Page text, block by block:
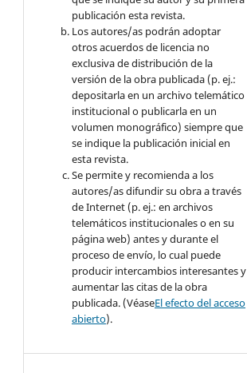
publicación esta revista.
Los autores/as podrán adoptar
otros acuerdos de licencia no
exclusiva de distribución de la
versión de la obra publicada (p. ej.:
depositarla en un archivo telemático
institucional o publicarla en un
volumen monográfico) siempre que
se indique la publicación inicial en
esta revista.
Se permite y recomienda a los
autores/as difundir su obra a través
de Internet (p. ej.: en archivos
telemáticos institucionales o en su
página web) antes y durante el
proceso de envío, lo cual puede
producir intercambios interesantes y
aumentar las citas de la obra
publicada. (VéaseEl efecto del acceso
abierto).